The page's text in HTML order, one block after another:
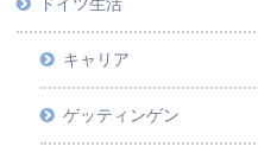
キャリア
ゲッティンゲン